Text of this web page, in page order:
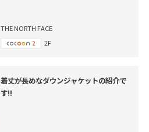
THE NORTH FACE
2F
着丈が長めなダウンジャケットの紹介で
す‼